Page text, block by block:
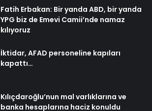
Fatih Erbakan: Bir yanda ABD, bir yanda
YPG biz de Emevi Camii’nde namaz
kılıyoruz
İktidar, AFAD personeline kapıları
kapattı…
Kılıçdaroğlu’nun mal varlıklarına ve
banka hesaplarına haciz konuldu